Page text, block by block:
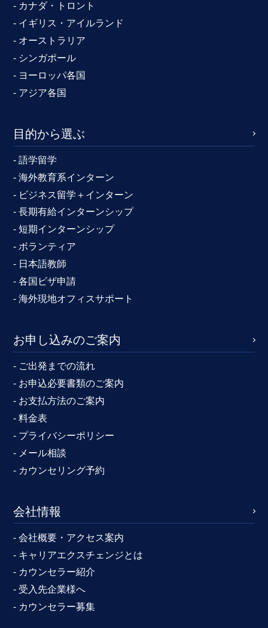
- カナダ・トロント
- イギリス・アイルランド
- オーストラリア
- シンガポール
- ヨーロッパ各国
- アジア各国
目的から選ぶ
- 語学留学
- 海外教育系インターン
- ビジネス留学＋インターン
- 長期有給インターンシップ
- 短期インターンシップ
- ボランティア
- 日本語教師
- 各国ビザ申請
- 海外現地オフィスサポート
お申し込みのご案内
- ご出発までの流れ
- お申込必要書類のご案内
- お支払方法のご案内
- 料金表
- プライバシーポリシー
- メール相談
- カウンセリング予約
会社情報
- 会社概要・アクセス案内
- キャリアエクスチェンジとは
- カウンセラー紹介
- 受入先企業様へ
- カウンセラー募集